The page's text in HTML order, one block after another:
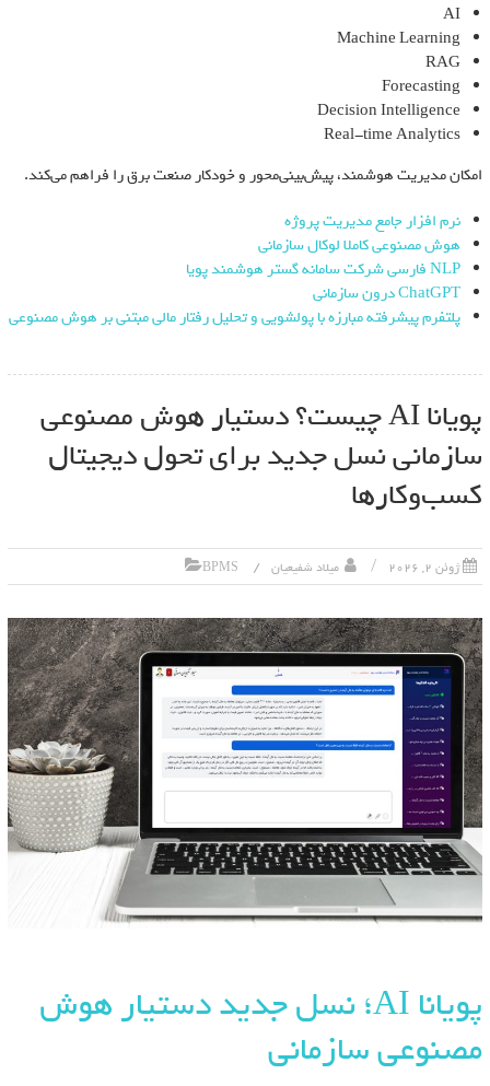
AI
Machine Learning
RAG
Forecasting
Decision Intelligence
Real-time Analytics
امکان مدیریت هوشمند، پیش‌بینی‌محور و خودکار صنعت برق را فراهم می‌کند.
نرم افزار جامع مدیریت پروژه
هوش مصنوعی کاملا لوکال سازمانی
NLP فارسی شرکت سامانه گستر هوشمند پویا
ChatGPT درون سازمانی
پلتفرم پیشرفته مبارزه با پولشویی و تحلیل رفتار مالی مبتنی بر هوش مصنوعی
پویانا AI چیست؟ دستیار هوش مصنوعی
سازمانی نسل جدید برای تحول دیجیتال
کسب‌وکارها
ژوئن 2, 2026 میلاد شفیعیان BPMS
پویانا AI؛ نسل جدید دستیار هوش
مصنوعی سازمانی